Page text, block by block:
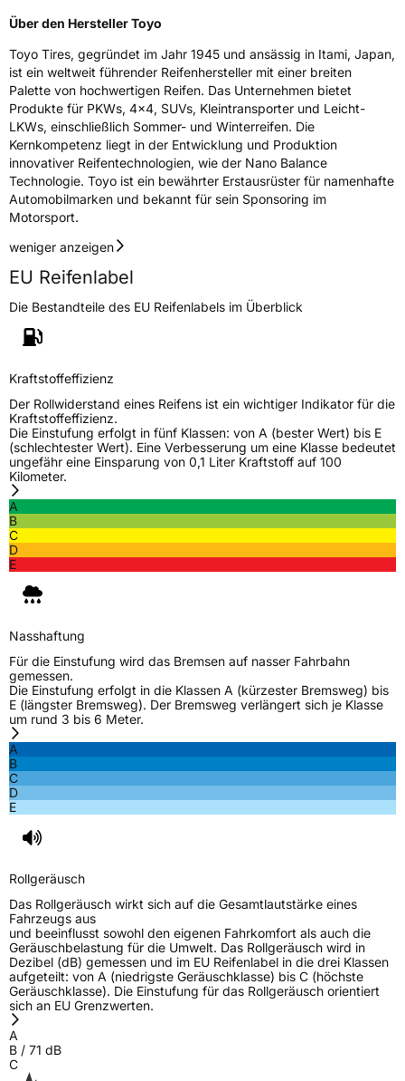
Über den Hersteller Toyo
Toyo Tires, gegründet im Jahr 1945 und ansässig in Itami, Japan,
ist ein weltweit führender Reifenhersteller mit einer breiten
Palette von hochwertigen Reifen. Das Unternehmen bietet
Produkte für PKWs, 4x4, SUVs, Kleintransporter und Leicht-
LKWs, einschließlich Sommer- und Winterreifen. Die
Kernkompetenz liegt in der Entwicklung und Produktion
innovativer Reifentechnologien, wie der Nano Balance
Technologie. Toyo ist ein bewährter Erstausrüster für namenhafte
Automobilmarken und bekannt für sein Sponsoring im
Motorsport.
weniger anzeigen
EU Reifenlabel
Die Bestandteile des EU Reifenlabels im Überblick
Kraftstoffeffizienz
Der Rollwiderstand eines Reifens ist ein wichtiger Indikator für die
Kraftstoffeffizienz.
Die Einstufung erfolgt in fünf Klassen: von A (bester Wert) bis E
(schlechtester Wert). Eine Verbesserung um eine Klasse bedeutet
ungefähr eine Einsparung von 0,1 Liter Kraftstoff auf 100
Kilometer.
A
B
C
D
E
Nasshaftung
Für die Einstufung wird das Bremsen auf nasser Fahrbahn
gemessen.
Die Einstufung erfolgt in die Klassen A (kürzester Bremsweg) bis
E (längster Bremsweg). Der Bremsweg verlängert sich je Klasse
um rund 3 bis 6 Meter.
A
B
C
D
E
Rollgeräusch
Das Rollgeräusch wirkt sich auf die Gesamtlautstärke eines
Fahrzeugs aus
und beeinflusst sowohl den eigenen Fahrkomfort als auch die
Geräuschbelastung für die Umwelt. Das Rollgeräusch wird in
Dezibel (dB) gemessen und im EU Reifenlabel in die drei Klassen
aufgeteilt: von A (niedrigste Geräuschklasse) bis C (höchste
Geräuschklasse). Die Einstufung für das Rollgeräusch orientiert
sich an EU Grenzwerten.
A
B / 71 dB
C